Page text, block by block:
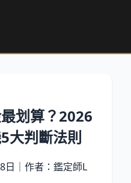
划算？2026
大判斷法則
日 ｜作者：鑑定師L